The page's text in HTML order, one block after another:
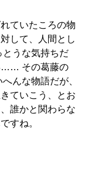
ていたころの物
して、人間とし
うな気持ちだ
…… その葛藤の
んな物語だが、
ていこう、とお
誰かと関わらな
すね。